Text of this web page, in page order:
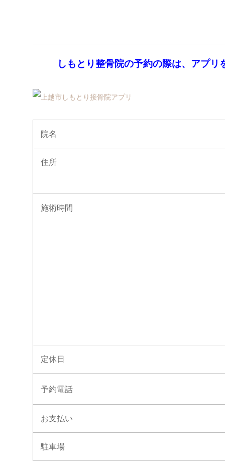
しもとり整骨院の予約の際は、アプ
院名
住所
施術時間
定休日
予約電話
お支払い
駐車場